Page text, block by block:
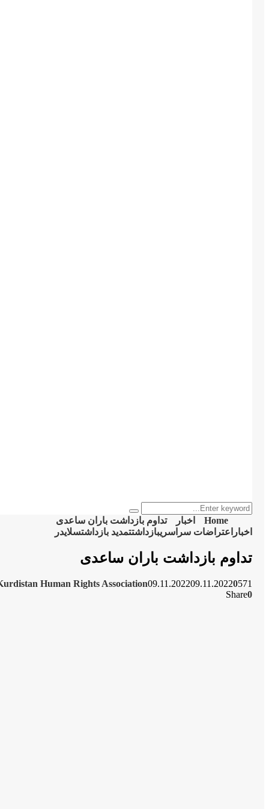
Search
for:
Search
Home اخبار
تداوم بازداشت باران ساعدی
اخبار اعتراضات سراسریبازداشتتمدید بازداشتسلایدر
تداوم بازداشت باران ساعدی
Human Rights Association09.11.202209.11.20220571
Share0